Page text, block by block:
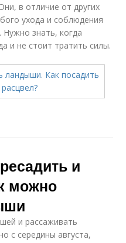
в отличие от других
ухода и соблюдения
Нужно знать, когда
и не стоит тратить силы.
и
можно
и рассаживать
с середины августа,